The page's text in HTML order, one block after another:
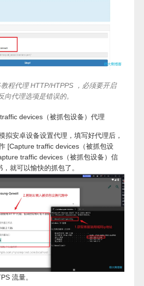
程代理 HTTP/HTPPS ，必须要开启
向代理选项是错误的。
devices（被抓包设备）代理
拟安卓设备设置代理，填写好代理后，
[Capture traffic devices（被抓包设
traffic devices（被抓包设备）信
就可以愉快的抓包了。
流量。